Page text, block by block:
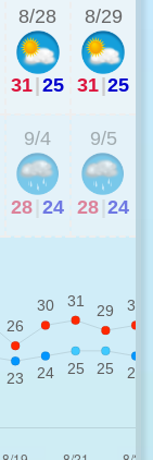
8/28
31|25
8/29
31|25
9/4
28 24
9/5
28 24